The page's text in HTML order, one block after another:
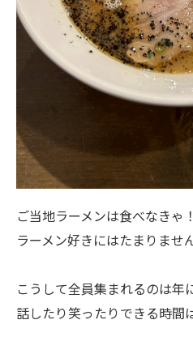
ご当地ラーメンは食べなきゃ！
ラーメン好きにはたまりませ
こうして全員集まれるのは年
話したり笑ったりできる時間